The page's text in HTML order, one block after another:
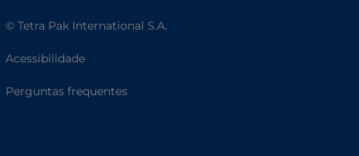
© Tetra Pak International S.A.
Acessibilidade
Perguntas frequentes